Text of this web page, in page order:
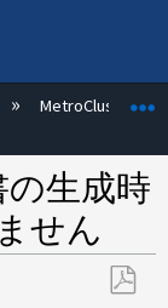
たたむ
MetroCluster
の生成時
せん